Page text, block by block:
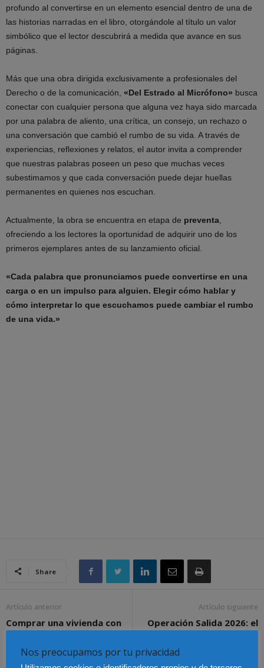
profundo al convertirse en un elemento esencial dentro de una de
las historias narradas en el libro, otorgándole al título un valor
simbólico que el lector descubrirá a medida que avance en sus
páginas.
Más que una obra dirigida exclusivamente a profesionales del
Derecho o de la comunicación, «Del Estrado al Micrófono» busca
conectar con cualquier persona que alguna vez haya sido marcada
por una palabra de aliento, una crítica, un consejo, un rechazo o
una conversación que cambió el rumbo de su vida. A través de
experiencias, reflexiones y relatos, el autor invita a comprender
que nuestras palabras poseen un peso que muchas veces
subestimamos y que cada conversación puede dejar huellas
permanentes en quienes nos escuchan.
Actualmente, la obra se encuentra en etapa de preventa,
ofreciendo a los lectores la oportunidad de adquirir uno de los
primeros ejemplares antes de su lanzamiento oficial.
«Cada palabra que pronunciamos puede convertirse en una
carga o en un impulso para alguien. Elegir cómo hablar y
cómo interpretar lo que escuchamos puede cambiar el rumbo
de una vida.»
Share
Artículo anterior
Comprar una vivienda con
el préstamo al 0% de la
Generalitat podría
suponer hasta 80.000
Artículo siguiente
Operación Salida 2026: el
accidente que más se
repite en carretera es
Nos preocupamos por tu privacidad